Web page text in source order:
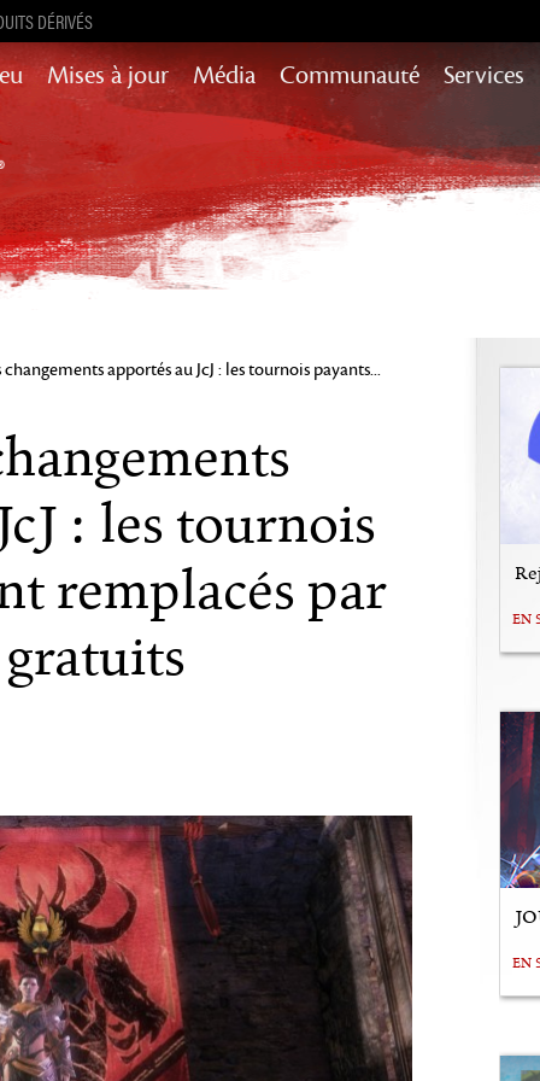
DÉRIVÉS
Mises à jour
Mises à jour de contenu pour l’histoire,
succès et encore plus
Heart of Thorns
Path of Fire
End of Dragons
Janthir Wilds
Média Communauté Services
apportés au JcJ : les tournois payants...
: les tournois
remplacés par
EN
EN